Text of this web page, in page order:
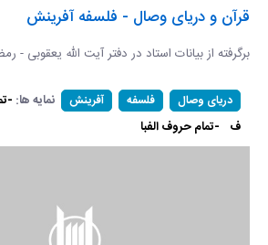
قرآن و دریای وصال - فلسفه آفرینش
برگرفته از بیانات استاد در دفتر آیت الله یعقوبی - رمضان
دریای وصال فلسفه آفرینش نمایه ها: -
ف -تمام حروف الفبا